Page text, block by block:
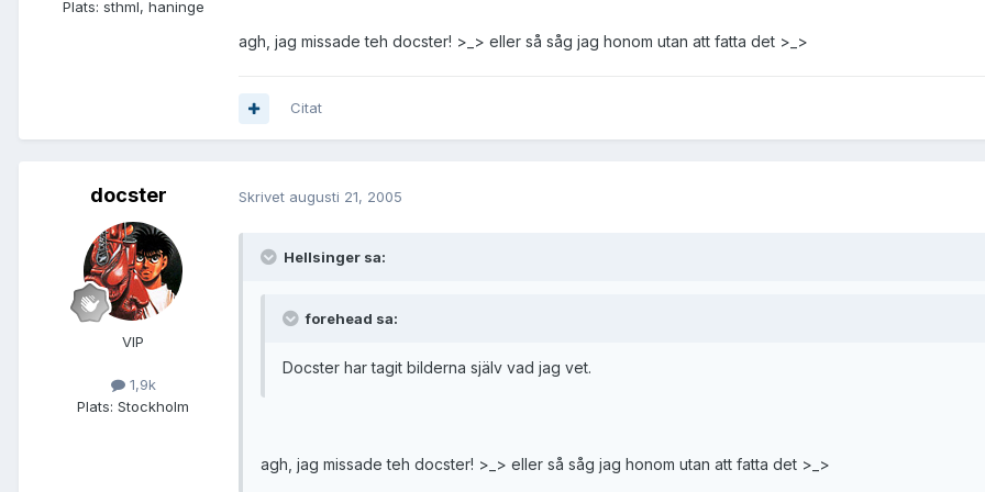
Plats: sthml, haninge
agh, jag missade teh docster! >_> eller så såg jag honom utan att fatta det >_>
Citat
docster
VIP
1,9k
Plats: Stockholm
Skrivet augusti 21, 2005
Hellsinger sa:
forehead sa:
Docster har tagit bilderna själv vad jag vet.
agh, jag missade teh docster! >_> eller så såg jag honom utan att fatta det >_>